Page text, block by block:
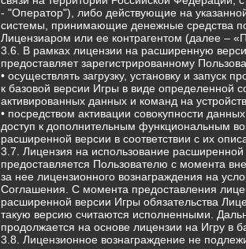
- "Оператор"), либо действующие на
системы, принимающие денежные средства
Лицензиаром или ее контрагентом (далее –
3.6. В рамках лицензии на расширенную
предоставляет зарегистрированному
• осуществлять загрузку, установку и запуск
к базовой версии Игры в виде определенной
активированных данных и команд на
• посредством активации совокупности
доступ к дополнительным функциональным
расширенной версии в соответствии с их
3.7. Лицензия на использование
предоставляется Пользователю с момента
за нее лицензионного вознаграждения на
Соглашения. С момента предоставления
расширенной версии Игры обязательства
такую версию считаются исполненными.
продолжается на основе лицензии на Игру в
3.8. Лицензионное вознаграждение не